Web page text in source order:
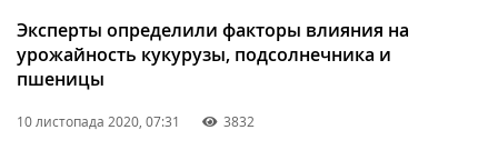
Эксперты определили факторы влияния на
урожайность кукурузы, подсолнечника и
пшеницы
10 листопада 2020, 07:31 3832